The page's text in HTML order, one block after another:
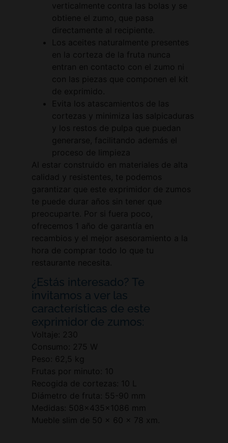
verticalmente contra las bolas y se
obtiene el zumo, que pasa
directamente al recipiente.
Los aceites naturalmente presentes
en la corteza de la fruta nunca
entran en contacto con el zumo ni
con las piezas que componen el kit
de exprimido.
Evita los atascamientos de las
cortezas y minimiza las salpicaduras
y los restos de pulpa que puedan
generarse, facilitando además el
proceso de limpieza
Al estar construido en materiales de alta
calidad y resistentes, te podemos
garantizar que este exprimidor de zumos
te puede durar años sin tener que
preocuparte. Por si fuera poco,
ofrecemos 1 año de garantía en
recambios y el mejor asesoramiento a la
hora de comprar todo lo que tu
restaurante necesita.
¿Estás interesado? Te
invitamos a ver las
características de este
exprimidor de zumos:
Voltaje: 230
Consumo: 275 W
Peso: 62,5 kg
Frutas por minuto: 10
Recogida de cortezas: 10 L
Diámetro de fruta: 55-90 mm
Medidas: 508x435x1086 mm
Mueble slim de 50 x 60 x 78 xm.